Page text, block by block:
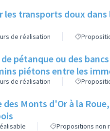
les transports doux
de réalisation
pétanque ou des
piétons entre les
de réalisation
des Monts d'Or à la
Propositions non